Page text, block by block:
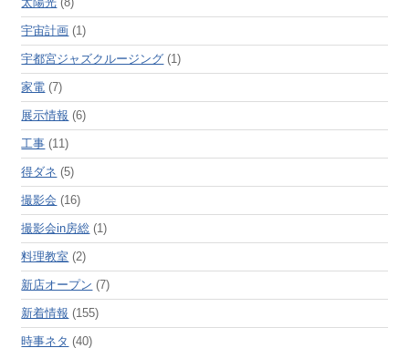
宇宙計画 (1)
宇都宮ジャズクルージング (1)
家電 (7)
展示情報 (6)
工事 (11)
得ダネ (5)
撮影会 (16)
撮影会in房総 (1)
料理教室 (2)
新店オープン (7)
新着情報 (155)
時事ネタ (40)